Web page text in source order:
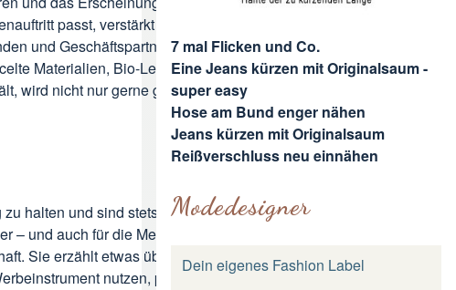
passt, verstärkt die Wirkung der
und Geschäftspartnern. Auch die Wahl
Materialien, Bio-Leder oder vegane
wird nicht nur gerne getragen, sondern
halten und sind stets griffbereit. Genau
– und auch für die Menschen, die sie im
Sie erzählt etwas über den Geschmack,
nutzen, profitieren von
7 mal Flicken und Co.
Eine Jeans kürzen mit Originalsaum -
super easy
Hose am Bund enger nähen
Jeans kürzen mit Originalsaum
Reißverschluss neu einnähen
Modedesigner
Dein eigenes Fashion Label